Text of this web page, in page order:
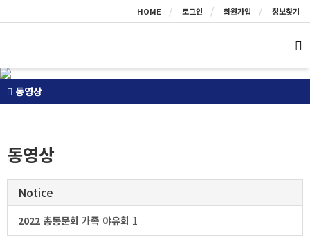
HOME 로그인 회원가입 정보찾기
동영상
동영상
Notice
2022 총동문회 가족 야유회 1